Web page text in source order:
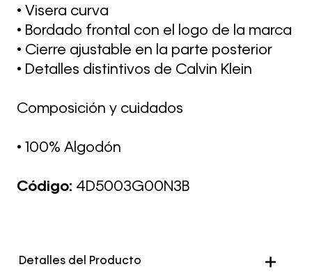
• Visera curva
• Bordado frontal con el logo de la marca
• Cierre ajustable en la parte posterior
• Detalles distintivos de Calvin Klein
Composición y cuidados
• 100% Algodón
Código: 4D5003G00N3B
Detalles del Producto